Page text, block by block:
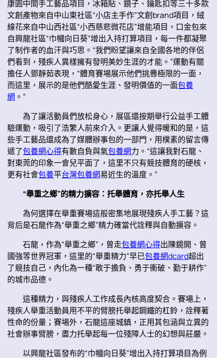
康園中間手工藝品項目，冰箱貼、鏡子、鑰匙扣等三十多款
文創產物來自中山東社區“小店主手作”文創brand項目，絨
線花來自中山西社區“小西慈悲微花店”增能項目，口金包來
自興龍社區“巾幗向日葵”增出入持打算項目，每一件都凝聚
了制作者的血汗與巧思。“我們盼望讓來自全國各地的伴侶
們看到，殘疾人異樣擁有發明美妙生涯的才能。”運動有關
擔任人鄧靜茹表現，“體育賽場展示他們挑釁極限的一面，
而這里，展示的是他們酷愛生涯、發明價值的一面包養
網 。”
為了讓活動員們放松身心，展區還按期舉行公益手工體
驗運動，吸引了浩繁人前來介入。更讓人覺得暖和的是，這
些手工藝品還成為了媒體辦事包的一部門，用樸素的留言傳
遞了包養網心得有數自負與氣包養網力。“這讓我對石龍、
對東莞的印象一會兒平面了，這里不只有競技體育的硬核，
更有社會包養平台灣包養網易近生的溫度。”
“舉重之鄉”的精力擴容：托舉體育，亦托舉人生
為何選擇在舉重賽場這般密集地展現殘疾人手工藝？這
背后是石龍作為“舉重之鄉”精力確當代詮釋與自動擴容。
石龍，作為“舉重之鄉”，曾走包養網心得出陳鏡開、曾
國強等世界冠軍，這里的“舉重精力”早已包養網dcard超出
了競技自己，內化為一種“敢于擔負、勇于衝破、勤于耕作”
的城市品德。
這種精力，與殘疾人工作成長內核高度契合。賽場上，
殘疾人舉重活動員用不平的臂膀托舉起鋼鐵的杠鈴，詮釋著
性命的份量；賽場外，石龍這座城鎮，正用其包涵與立異的
社會辦事臂膀，盡力托舉起每一位殘障人士的幻想與莊嚴。
以興龍社區發布的“巾幗向日葵”增出入持打算項目為例